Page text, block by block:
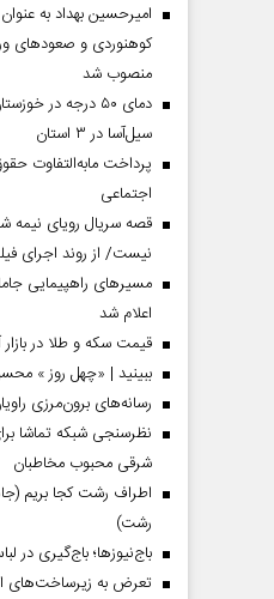
امیرحسین بهداد به
کوهنوردی و صعودهای
منصوب شد
دمای ۵۰ درجه در
سیل‌آسا در ۳ استان
پرداخت مابه‌التفاوت
اجتماعی
قصه سریال رویای
نیست/ از روند اجرای
مسیر‌های راهپیمایی
اعلام شد
قیمت سکه و طلا در بازار آزاد در ۱۰
ببینید | «چهل روز »
رسانه‌های برون‌مرزی
نظرسنجی شبکه تماشا
شرقی محبوب مخاطبان
اطراف رشت کجا بریم
رشت)
باج‌نیوزها؛ باج‌گیری در
تعرض به زیرساخت‌های